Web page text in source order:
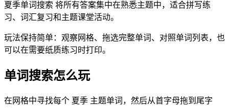
夏季单词搜索 将所有答案集中在熟悉主题中，适合拼写练
习、词汇复习和主题课堂活动。
玩法保持简单：观察网格、拖选完整单词、对照单词列表，也
可以在需要纸质练习时打印。
单词搜索怎么玩
在网格中寻找每个 夏季 主题单词，然后从首字母拖到尾字